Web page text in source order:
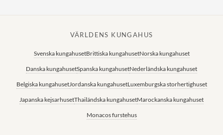
VÄRLDENS KUNGAHUS
Svenska kungahusetBrittiska kungahusetNorska kungahuset
Danska kungahusetSpanska kungahusetNederländska kungahuset
Belgiska kungahusetJordanska kungahusetLuxemburgska storhertighuset
Japanska kejsarhusetThailändska kungahusetMarockanska kungahuset
Monacos furstehus